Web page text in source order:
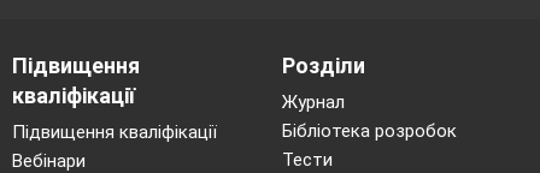
Підвищення
кваліфікації
Підвищення кваліфікації
Вебінари
Розділи
Журнал
Бібліотека розробок
Тести